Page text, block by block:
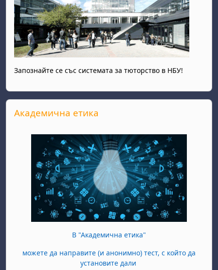
Запознайте се със системата за тюторство в НБУ!
Прескочи Академична етика
Академична етика
В "Академична етика"
можете да направите (и анонимно) тест, с който да
установите дали